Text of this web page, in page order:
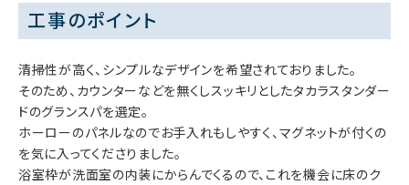
工事のポイント
清掃性が高く、シンプルなデザインを希望されておりました。
そのため、カウンターなどを無くしスッキリとしたタカラスタンダー
ドのグランスパを選定。
ホーローのパネルなのでお手入れもしやすく、マグネットが付くの
を気に入ってくださりました。
浴室枠が洗面室の内装にからんでくるので、これを機会に床のク